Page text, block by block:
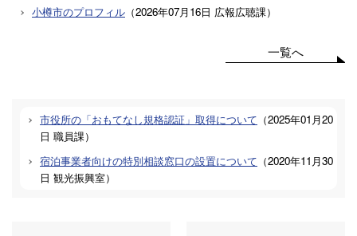
小樽市のプロフィル （2026年07月16日 広報広聴課）
一覧へ
市役所の「おもてなし規格認証」取得について （2025年01月20
日 職員課）
宿泊事業者向けの特別相談窓口の設置について （2020年11月30
日 観光振興室）